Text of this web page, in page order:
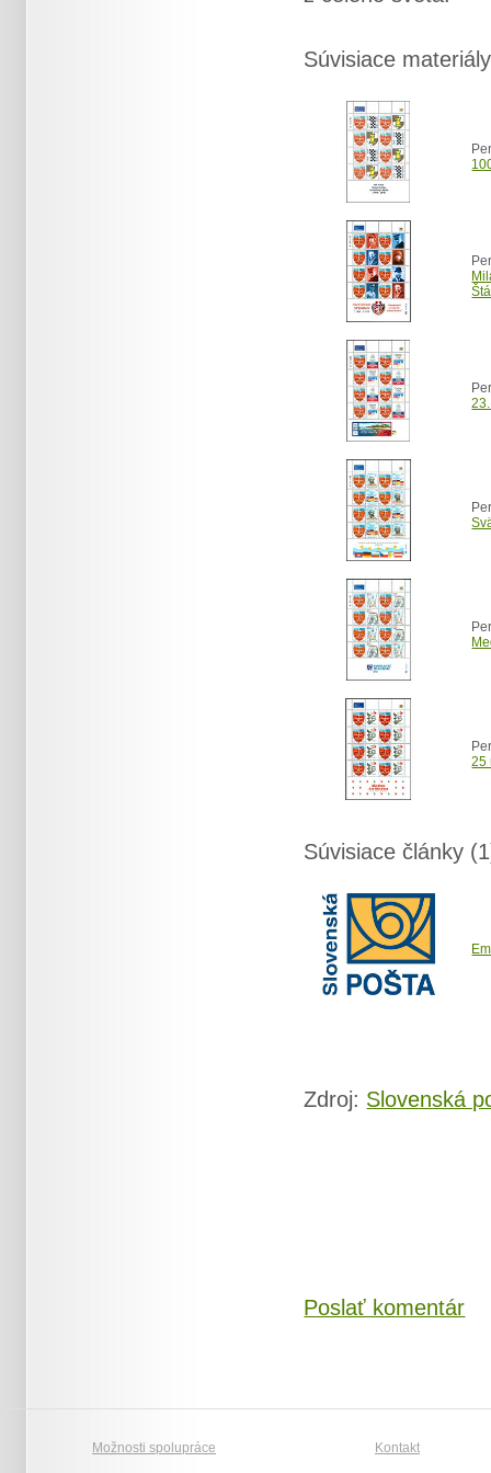
Súvisiace
25
Súvisiace články
Zdroj: Slovenská
Poslať komentár
Možnosti spolupráce Kontakt